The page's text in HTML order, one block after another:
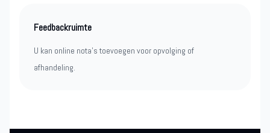
Feedbackruimte
U kan online nota’s toevoegen voor opvolging of
afhandeling.